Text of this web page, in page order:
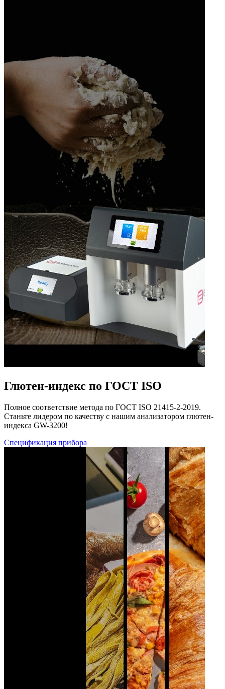
Глютен-индекс по ГОСТ ISO
Полное соответствие метода по ГОСТ ISO 21415-2-2019.
Станьте лидером по качеству с нашим анализатором глютен-
индекса GW-3200!
Спецификация прибора